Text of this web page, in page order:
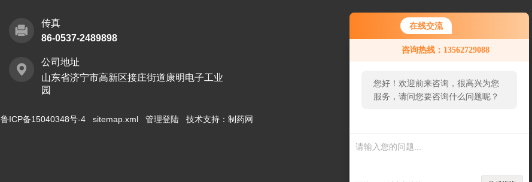
在线交流
咨询热线：13562729088
您好！欢迎前来咨询，很高兴为您
服务，请问您要咨询什么问题呢？
传真
86-0537-2489898
公司地址
山东省济宁市高新区接庄街道康明电子工业
园
鲁ICP备15040348号-4 sitemap.xml 管理登陆 技术支持： 制药网
码